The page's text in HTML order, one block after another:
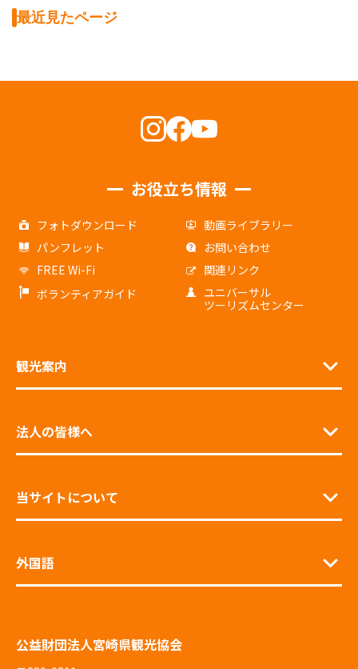
最近見たページ
お役立ち情報
フォトダウンロード
動画ライブラリー
パンフレット
お問い合わせ
FREE Wi-Fi
関連リンク
ボランティアガイド
ユニバーサル
ツーリズムセンター
観光案内
法人の皆様へ
当サイトについて
外国語
公益財団法人宮崎県観光協会